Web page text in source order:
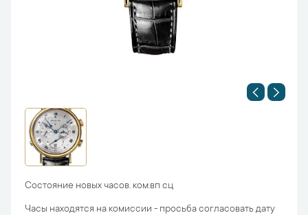
Состояние новых часов. ком.вп сц
Часы находятся на комиссии - просьба согласовать дату